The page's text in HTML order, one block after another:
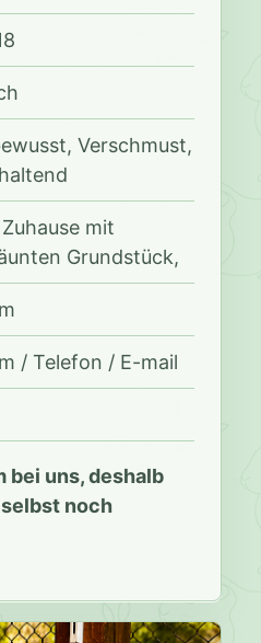
Verschmust,
mit
Grundstück,
/ Telefon / E-mail
bei uns, deshalb
noch